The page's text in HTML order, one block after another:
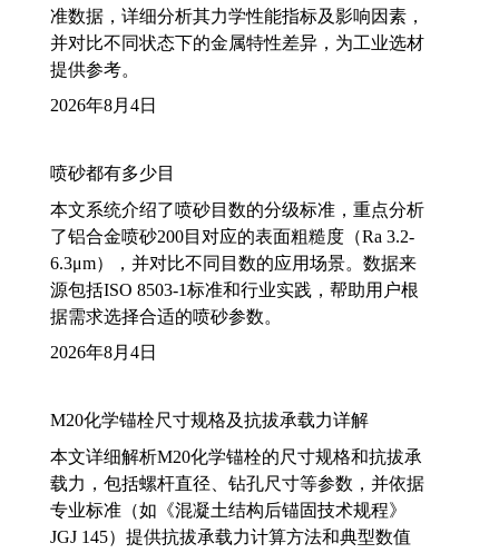
准数据，详细分析其力学性能指标及影响因素，
并对比不同状态下的金属特性差异，为工业选材
提供参考。
2026年8月4日
喷砂都有多少目
本文系统介绍了喷砂目数的分级标准，重点分析
了铝合金喷砂200目对应的表面粗糙度（Ra 3.2-
6.3μm），并对比不同目数的应用场景。数据来
源包括ISO 8503-1标准和行业实践，帮助用户根
据需求选择合适的喷砂参数。
2026年8月4日
M20化学锚栓尺寸规格及抗拔承载力详解
本文详细解析M20化学锚栓的尺寸规格和抗拔承
载力，包括螺杆直径、钻孔尺寸等参数，并依据
专业标准（如《混凝土结构后锚固技术规程》
JGJ 145）提供抗拔承载力计算方法和典型数值